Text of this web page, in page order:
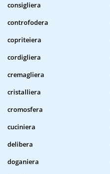
consigliera
controfodera
copriteiera
cordigliera
cremagliera
cristalliera
cromosfera
cuciniera
delibera
doganiera